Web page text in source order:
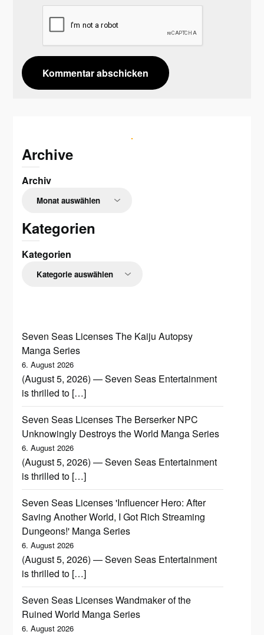
Archive
Archiv
Kategorien
Kategorien
Seven Seas Licenses The Kaiju Autopsy
Manga Series
6. August 2026
(August 5, 2026) — Seven Seas Entertainment
is thrilled to […]
Seven Seas Licenses The Berserker NPC
Unknowingly Destroys the World Manga Series
6. August 2026
(August 5, 2026) — Seven Seas Entertainment
is thrilled to […]
Seven Seas Licenses 'Influencer Hero: After
Saving Another World, I Got Rich Streaming
Dungeons!' Manga Series
6. August 2026
(August 5, 2026) — Seven Seas Entertainment
is thrilled to […]
Seven Seas Licenses Wandmaker of the
Ruined World Manga Series
6. August 2026